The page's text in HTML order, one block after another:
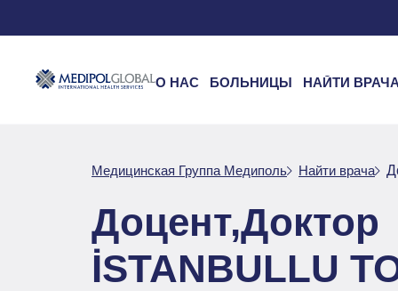
О НАС БОЛЬНИЦЫ НАЙТИ ВРАЧА
Медицинская Группа Медиполь Найти врача
Доцент,Доктор
İSTANBULLU